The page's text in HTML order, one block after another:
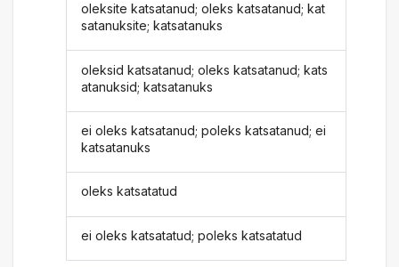
oleksite katsatanud; oleks katsatanud; kat
satanuksite; katsatanuks
oleksid katsatanud; oleks katsatanud; kats
atanuksid; katsatanuks
ei oleks katsatanud; poleks katsatanud; ei
katsatanuks
oleks katsatatud
ei oleks katsatatud; poleks katsatatud